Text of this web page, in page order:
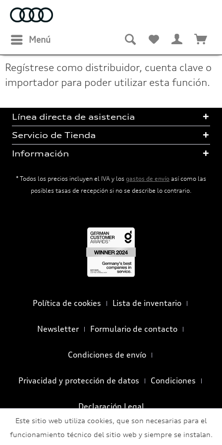
Menú
Regístrese como distribuidor, cuenta clave o
importador para poder utilizar esta función.
Línea directa de asistencia
Servicio de Tienda
Información
* Todos los precios incluyen el IVA y los gastos de envío así como las
posibles tasas de recepción si no se describe lo contrario.
Política de cookies Lista de inventario
Newsletter Formulario de contacto
Condiciones de envío
Privacidad y protección de datos Condiciones
Declaración Legal
Este sitio web utiliza cookies, que son necesarias para el
funcionamiento técnico del sitio web y siempre se instalan.